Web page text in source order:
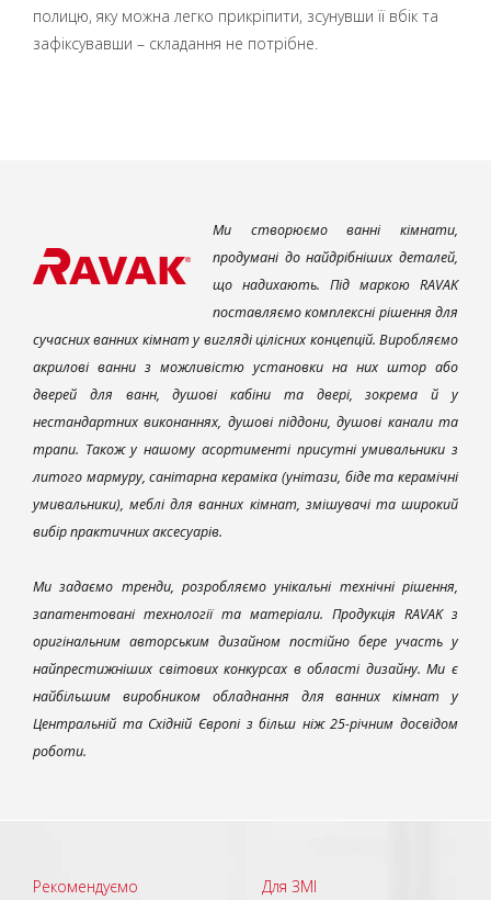
полицю, яку можна легко прикріпити, зсунувши її вбік та
зафіксувавши – складання не потрібне.
Ми створюємо ванні кімнати,
продумані до найдрібніших деталей,
що надихають. Під маркою RAVAK
поставляємо комплексні рішення для
сучасних ванних кімнат у вигляді цілісних концепцій. Виробляємо
акрилові ванни з можливістю установки на них штор або
дверей для ванн, душові кабіни та двері, зокрема й у
нестандартних виконаннях, душові піддони, душові канали та
трапи. Також у нашому асортименті присутні умивальники з
литого мармуру, санітарна кераміка (унітази, біде та керамічні
умивальники), меблі для ванних кімнат, змішувачі та широкий
вибір практичних аксесуарів.
Ми задаємо тренди, розробляємо унікальні технічні рішення,
запатентовані технології та матеріали. Продукція RAVAK з
оригінальним авторським дизайном постійно бере участь у
найпрестижніших світових конкурсах в області дизайну. Ми є
найбільшим виробником обладнання для ванних кімнат у
Центральній та Східній Європі з більш ніж 25-річним досвідом
роботи.
Рекомендуємо Для ЗМІ